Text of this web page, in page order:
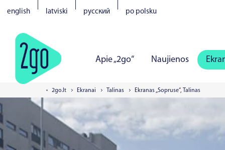
english latviski русский po polsku
Apie „2go“ Naujienos
Vilnius Kaunas Klaipėda
Tartu
2go.lt Ekranai Talinas Ekranas „Sopruse“, Talinas